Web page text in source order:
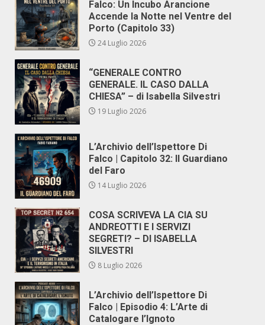
Falco: Un Incubo Arancione
Accende la Notte nel Ventre del
Porto (Capitolo 33)
24 Luglio 2026
“GENERALE CONTRO
GENERALE. IL CASO DALLA
CHIESA” – di Isabella Silvestri
19 Luglio 2026
L’Archivio dell’Ispettore Di
Falco | Capitolo 32: Il Guardiano
del Faro
14 Luglio 2026
COSA SCRIVEVA LA CIA SU
ANDREOTTI E I SERVIZI
SEGRETI? – DI ISABELLA
SILVESTRI
8 Luglio 2026
L’Archivio dell’Ispettore Di
Falco | Episodio 4: L’Arte di
Catalogare l’Ignoto